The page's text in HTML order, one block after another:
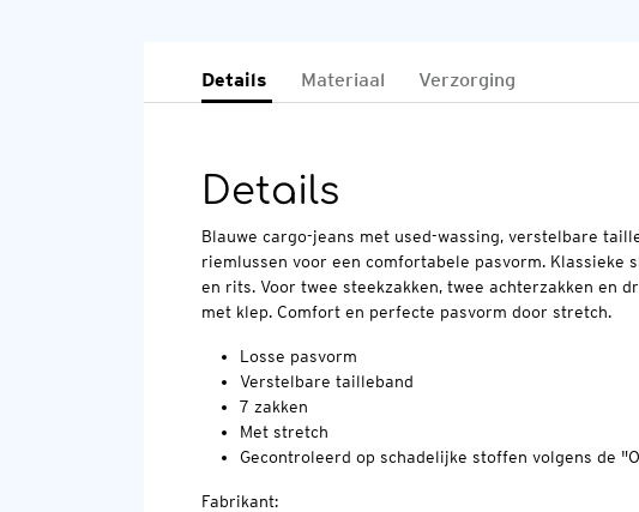
Details Materiaal Verzorging
Details
Blauwe cargo-jeans met used-wassing, verstelbare
riemlussen voor een comfortabele pasvorm. Klassieke
en rits. Voor twee steekzakken, twee achterzakken en
met klep. Comfort en perfecte pasvorm door stretch.
Losse pasvorm
Verstelbare tailleband
7 zakken
Met stretch
Gecontroleerd op schadelijke stoffen volgens de
Fabrikant: